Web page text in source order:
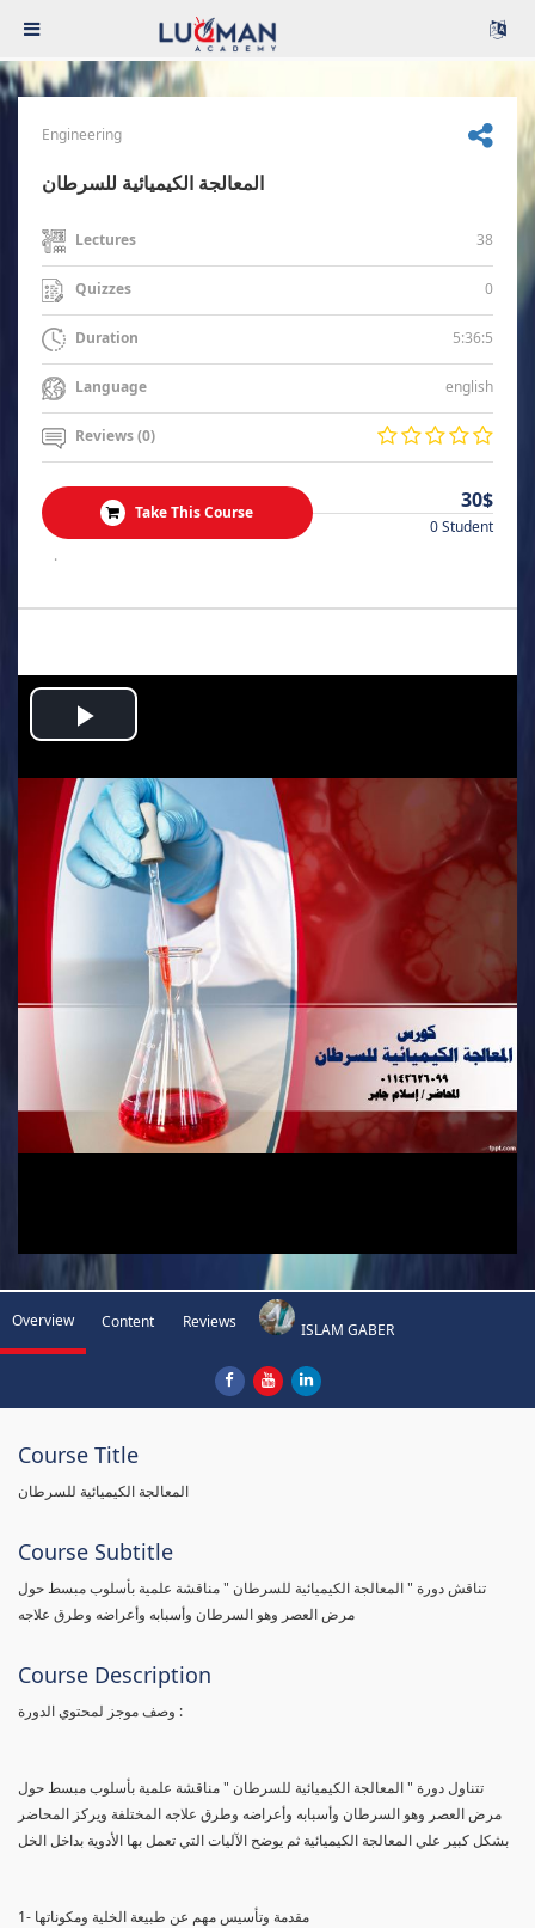
Engineering
المعالجة الكيميائية للسرطان
Lectures 38
Quizzes 0
Duration 5:36:5
Language english
Reviews (0)
Take This Course 30$
0 Student
.
Play
Video
Overview Content Reviews ISLAM GABER
Course Title
المعالجة الكيميائية للسرطان
Course Subtitle
تناقش دورة " المعالجة الكيميائية للسرطان " مناقشة علمية بأسلوب مبسط حول
مرض العصر وهو السرطان وأسبابه وأعراضه وطرق علاجه
Course Description
وصف موجز لمحتوي الدورة :
تتناول دورة " المعالجة الكيميائية للسرطان " مناقشة علمية بأسلوب مبسط حول
مرض العصر وهو السرطان وأسبابه وأعراضه وطرق علاجه المختلفة ويركز المحاضر
بشكل كبير علي المعالجة الكيميائية ثم يوضح الآليات التي تعمل بها الأدوية بداخل الخل
1- مقدمة وتأسيس مهم عن طبيعة الخلية ومكوناتها